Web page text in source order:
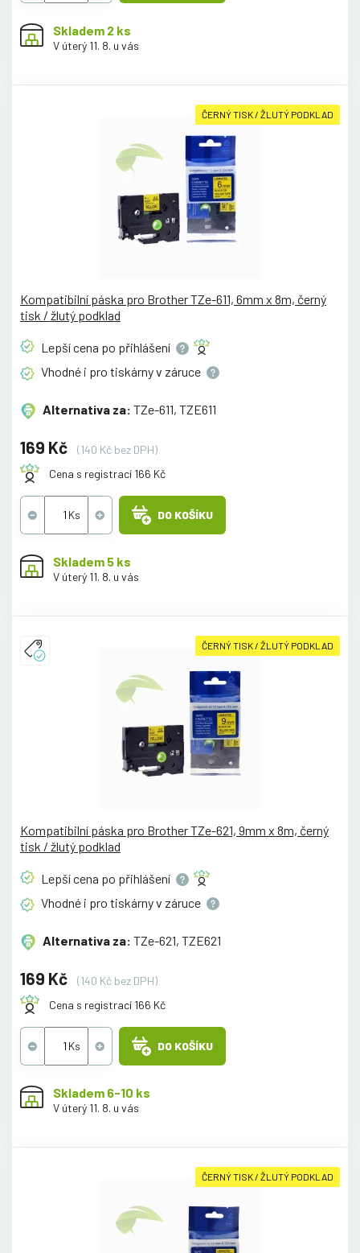
Skladem 2 ks
V úterý 11. 8. u vás
ČERNÝ TISK / ŽLUTÝ PODKLAD
Kompatibilní páska pro Brother TZe-611, 6mm x 8m, černý
tisk / žlutý podklad
Lepší cena po přihlášení
Vhodné i pro tiskárny v záruce
Alternativa za: TZe-611, TZE611
169 Kč
(140 Kč bez DPH)
Cena s registrací 166 Kč
DO KOŠÍKU
Skladem 5 ks
V úterý 11. 8. u vás
ČERNÝ TISK / ŽLUTÝ PODKLAD
Kompatibilní páska pro Brother TZe-621, 9mm x 8m, černý
tisk / žlutý podklad
Lepší cena po přihlášení
Vhodné i pro tiskárny v záruce
Alternativa za: TZe-621, TZE621
169 Kč
(140 Kč bez DPH)
Cena s registrací 166 Kč
DO KOŠÍKU
Skladem 6-10 ks
V úterý 11. 8. u vás
ČERNÝ TISK / ŽLUTÝ PODKLAD